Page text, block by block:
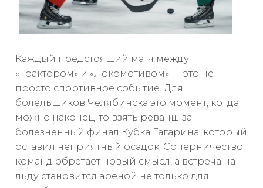
Каждый предстоящий матч между
«Трактором» и «Локомотивом» — это не
просто спортивное событие. Для
болельщиков Челябинска это момент, когда
можно наконец-то взять реванш за
болезненный финал Кубка Гагарина, который
оставил неприятный осадок. Соперничество
команд обретает новый смысл, а встреча на
льду становится ареной не только для